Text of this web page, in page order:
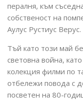
пералня, към
собственост на
Аулус Рустиус Верус.
Тъй като този май
световна война,
колекция филми по
отбележи повода с
посветен на 80-